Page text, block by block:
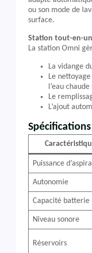
ou son mode de
surface.
Station tout-en-
La station Omni
La vidange
Le
l’eau chaude
Le
L’ajout
Puissance
Autonomie
Capacité batterie
Niveau sonore
Réservoirs